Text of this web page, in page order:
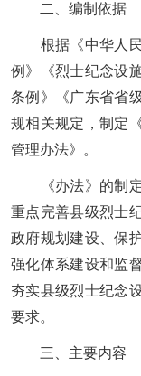
二、编制依据
根据《中华人民
例》《烈士纪念设
条例》《广东省省
规相关规定，制定
管理办法》。
《办法》的制定
重点完善县级烈士
政府规划建设、保
强化体系建设和监
夯实县级烈士纪念
要求。
三、主要内容